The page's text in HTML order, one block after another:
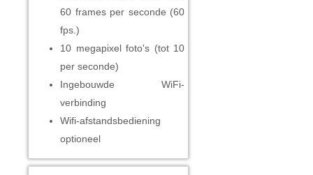
60 frames per seconde (60
fps.)
10 megapixel foto's (tot 10
per seconde)
Ingebouwde WiFi-
verbinding
Wifi-afstandsbediening
optioneel